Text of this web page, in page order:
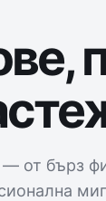
от бърз